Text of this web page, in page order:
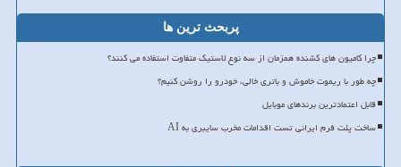
پربحث ترین ها
چرا کامیون های کشنده همزمان از سه نوع لاستیک متفاوت استفاده می کنند؟
چه طور با ریموت خاموش و باتری خالی، خودرو را روشن کنیم؟
قابل اعتمادترین برندهای موبایل
ساخت پلت فرم ایرانی تست اقدامات مخرب سایبری به AI